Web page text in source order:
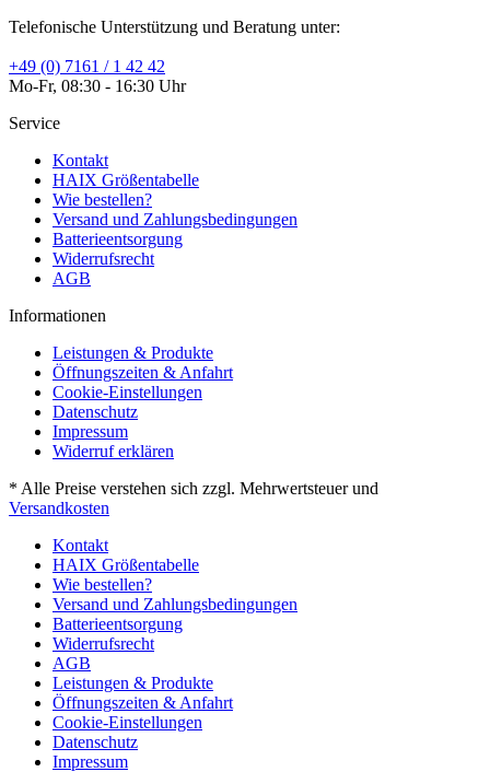
Telefonische Unterstützung und Beratung unter:
+49 (0) 7161 / 1 42 42
Mo-Fr, 08:30 - 16:30 Uhr
Service
Kontakt
HAIX Größentabelle
Wie bestellen?
Versand und Zahlungsbedingungen
Batterieentsorgung
Widerrufsrecht
AGB
Informationen
Leistungen & Produkte
Öffnungszeiten & Anfahrt
Cookie-Einstellungen
Datenschutz
Impressum
Widerruf erklären
* Alle Preise verstehen sich zzgl. Mehrwertsteuer und
Versandkosten
Kontakt
HAIX Größentabelle
Wie bestellen?
Versand und Zahlungsbedingungen
Batterieentsorgung
Widerrufsrecht
AGB
Leistungen & Produkte
Öffnungszeiten & Anfahrt
Cookie-Einstellungen
Datenschutz
Impressum